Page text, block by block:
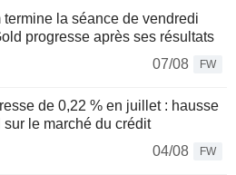
la séance de vendredi
progresse après ses résultats
07/08
FW
de 0,22 % en juillet : hausse
le marché du crédit
04/08
FW